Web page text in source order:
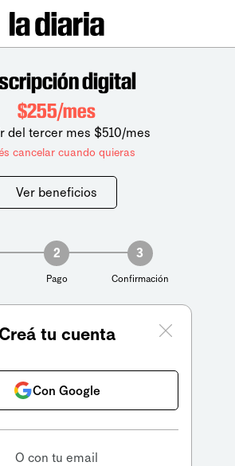
digital
$255/mes
del tercer mes $510/mes
cancelar cuando quieras
Ver beneficios
2
Pago
3
Confirmación
tu cuenta
Con Google
O con tu email